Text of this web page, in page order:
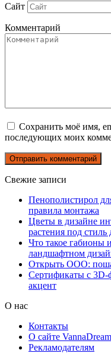
Сайт
Комментарий
Сохранить моё имя,
последующих моих
Свежие записи
Пенополистирол
правила монтажа
Цветы в дизайне
растения под стиль
Что такое габионы
ландшафтном
Открыть ООО:
Сертификаты с 3D-
акцент
О нас
Контакты
О сайте
Рекламодателям